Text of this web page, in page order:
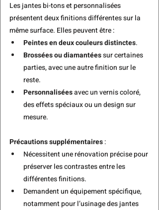
Les jantes bi-tons et personnalisées
présentent deux finitions différentes sur la
même surface. Elles peuvent être :
Peintes en deux couleurs distinctes.
Brossées ou diamantées sur certaines
parties, avec une autre finition sur le
reste.
Personnalisées avec un vernis coloré,
des effets spéciaux ou un design sur
mesure.
Précautions supplémentaires :
Nécessitent une rénovation précise pour
préserver les contrastes entre les
différentes finitions.
Demandent un équipement spécifique,
notamment pour l’usinage des jantes